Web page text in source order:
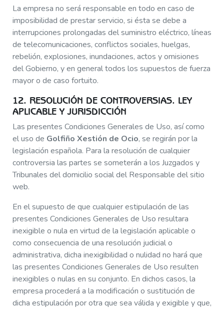
La empresa no será responsable en todo en caso de
imposibilidad de prestar servicio, si ésta se debe a
interrupciones prolongadas del suministro eléctrico, líneas
de telecomunicaciones, conflictos sociales, huelgas,
rebelión, explosiones, inundaciones, actos y omisiones
del Gobierno, y en general todos los supuestos de fuerza
mayor o de caso fortuito.
12. RESOLUCIÓN DE CONTROVERSIAS. LEY
APLICABLE Y JURISDICCIÓN
Las presentes Condiciones Generales de Uso, así como
el uso de Golfiño Xestión de Ocio, se regirán por la
legislación española. Para la resolución de cualquier
controversia las partes se someterán a los Juzgados y
Tribunales del domicilio social del Responsable del sitio
web.
En el supuesto de que cualquier estipulación de las
presentes Condiciones Generales de Uso resultara
inexigible o nula en virtud de la legislación aplicable o
como consecuencia de una resolución judicial o
administrativa, dicha inexigibilidad o nulidad no hará que
las presentes Condiciones Generales de Uso resulten
inexigibles o nulas en su conjunto. En dichos casos, la
empresa procederá a la modificación o sustitución de
dicha estipulación por otra que sea válida y exigible y que,